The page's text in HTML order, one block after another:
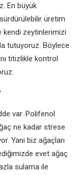
En büyük
sürdürülebilir üretim
kendi zeytinlerimizi
tutuyoruz. Böylece
titizlikle kontrol
var. Polifenol
ne kadar strese
Yani biz ağaçları
evet ağaç
sulama ile